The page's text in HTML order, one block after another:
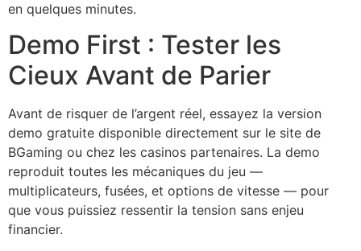
en quelques minutes.
Demo First : Tester les
Cieux Avant de Parier
Avant de risquer de l’argent réel, essayez la version
demo gratuite disponible directement sur le site de
BGaming ou chez les casinos partenaires. La demo
reproduit toutes les mécaniques du jeu —
multiplicateurs, fusées, et options de vitesse — pour
que vous puissiez ressentir la tension sans enjeu
financier.